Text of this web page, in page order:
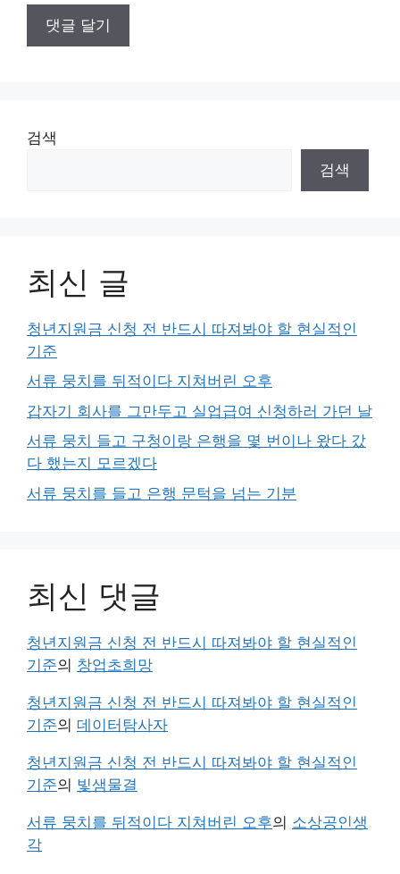
검색
검색
최신 글
청년지원금 신청 전 반드시 따져봐야 할 현실적인
기준
서류 뭉치를 뒤적이다 지쳐버린 오후
갑자기 회사를 그만두고 실업급여 신청하러 가던 날
서류 뭉치 들고 구청이랑 은행을 몇 번이나 왔다 갔
다 했는지 모르겠다
서류 뭉치를 들고 은행 문턱을 넘는 기분
최신 댓글
청년지원금 신청 전 반드시 따져봐야 할 현실적인
기준의 창업초희망
청년지원금 신청 전 반드시 따져봐야 할 현실적인
기준의 데이터탐사자
청년지원금 신청 전 반드시 따져봐야 할 현실적인
기준의 빛샘물결
서류 뭉치를 뒤적이다 지쳐버린 오후의 소상공인생
각